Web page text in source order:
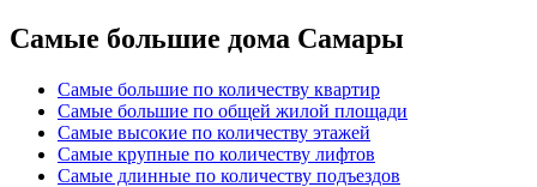
Самые большие дома Самары
Самые большие по количеству квартир
Самые большие по общей жилой площади
Самые высокие по количеству этажей
Самые крупные по количеству лифтов
Самые длинные по количеству подъездов